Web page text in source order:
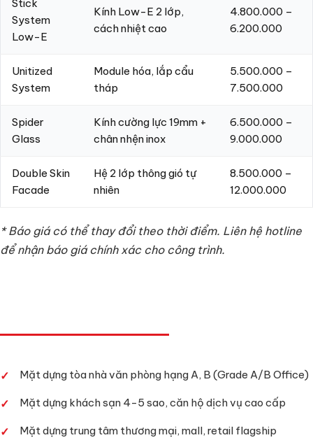
Stick
System
Low-E
Kính Low-E 2 lớp,
cách nhiệt cao
4.800.000 –
6.200.000
Unitized
System
Module hóa, lắp cẩu
tháp
5.500.000 –
7.500.000
Spider
Glass
Kính cường lực 19mm +
chân nhện inox
6.500.000 –
9.000.000
Double Skin
Facade
Hệ 2 lớp thông gió tự
nhiên
8.500.000 –
12.000.000
* Báo giá có thể thay đổi theo thời điểm. Liên hệ hotline
để nhận báo giá chính xác cho công trình.
Mặt dựng tòa nhà văn phòng hạng A, B (Grade A/B Office)
Mặt dựng khách sạn 4-5 sao, căn hộ dịch vụ cao cấp
Mặt dựng trung tâm thương mại, mall, retail flagship